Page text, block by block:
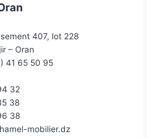
407, lot 228
– Oran
41 65 50 95
32
38
38
mobilier.dz